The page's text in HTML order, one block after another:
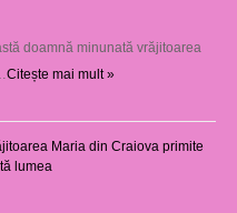
doamnă minunată vrăjitoarea
Citește mai mult »
Maria din Craiova primite
lumea